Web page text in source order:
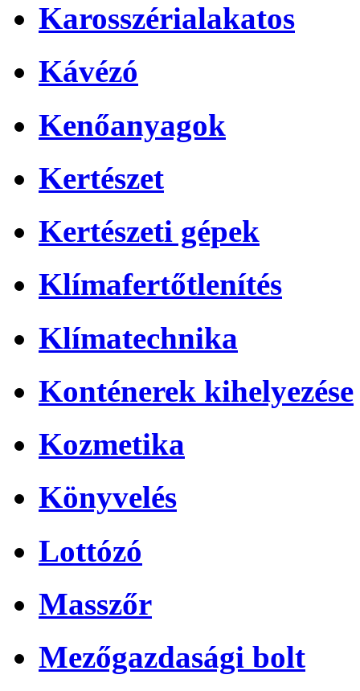
Karosszérialakatos
Kávézó
Kenőanyagok
Kertészet
Kertészeti gépek
Klímafertőtlenítés
Klímatechnika
Konténerek kihelyezése
Kozmetika
Könyvelés
Lottózó
Masszőr
Mezőgazdasági bolt